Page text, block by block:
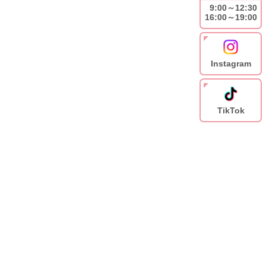
9:00～12:30
16:00～19:00
Instagram
TikTok